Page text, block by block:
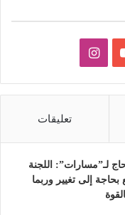
و
و
ب
ن
ق
تعليقات
لـ”مسارات”: اللجنة
بحاجة إلى تغيير وربما